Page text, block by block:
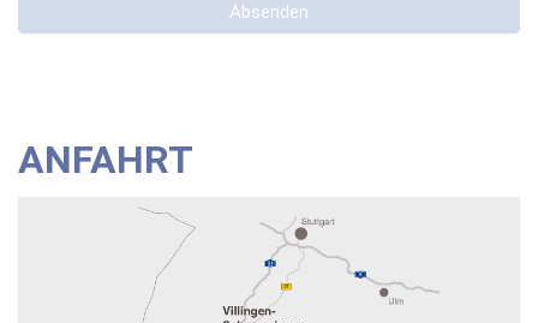
Absenden
ANFAHRT